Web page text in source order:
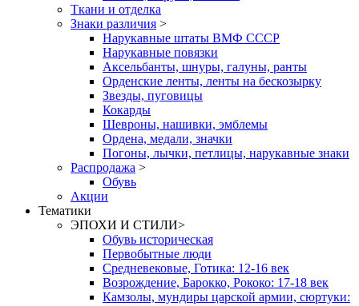
Ткани и отделка
Знаки различия >
Нарукавные штаты ВМФ СССР
Нарукавные повязки
Аксельбанты, шнуры, галуны, ранты
Орденские ленты, ленты на бескозырку
Звезды, пуговицы
Кокарды
Шевроны, нашивки, эмблемы
Ордена, медали, значки
Погоны, лычки, петлицы, нарукавные знаки
Распродажа >
Обувь
Акции
Тематики
ЭПОХИ И СТИЛИ>
Обувь историческая
Первобытные люди
Средневековые, Готика: 12-16 век
Возрождение, Барокко, Рококо: 17-18 век
Камзолы, мундиры царской армии, сюртуки: